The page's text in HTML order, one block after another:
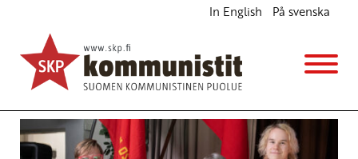
In English På svenska
keskusta